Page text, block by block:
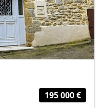
195 000 €